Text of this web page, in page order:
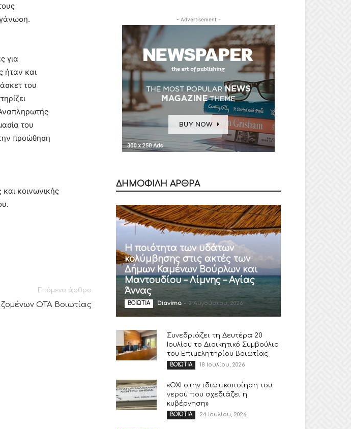
για
ήταν και
του
του
προώθηση
κοινωνικής
Επόμενο άρθρο
ΟΤΑ Βοιωτίας
- Advertisement -
ΔΗΜΟΦΙΛΗ ΑΡΘΡΑ
Η ποιότητα των υδάτων
κολύμβησης στις ακτές των
Δήμων Καμένων Βούρλων και
Μαντουδίου – Λίμνης – Αγίας
Άννας
ΒΟΙΩΤΙΑ Diavima - 2 Αυγούστου, 2026
Συνεδριάζει τη Δευτέρα 20
Ιουλίου το Διοικητικό Συμβούλιο
του Επιμελητηρίου Βοιωτίας
ΒΟΙΩΤΙΑ 18 Ιουλίου, 2026
«ΟΧΙ στην ιδιωτικοποίηση του
νερού που σχεδιάζει η
κυβέρνηση»
ΒΟΙΩΤΙΑ 24 Ιουλίου, 2026